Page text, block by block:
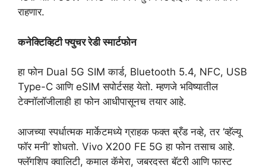
राहणार.
कनेक्टिव्हिटी फ्युचर रेडी स्मार्टफोन
हा फोन Dual 5G SIM कार्ड, Bluetooth 5.4, NFC, USB
Type-C आणि eSIM सपोर्टसह येतो. म्हणजे भविष्यातील
टेक्नॉलॉजीलाही हा फोन आधीपासूनच तयार आहे.
आजच्या स्पर्धात्मक मार्केटमध्ये ग्राहक फक्त ब्रँड नव्हे, तर ‘व्हॅल्यू
फॉर मनी’ शोधतो. Vivo X200 FE 5G हा फोन तसाच आहे.
फ्लॅगशिप क्वालिटी, कमाल कॅमेरा, जबरदस्त बॅटरी आणि फास्ट